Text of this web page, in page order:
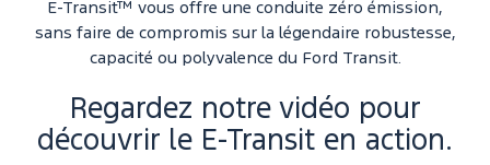
E-Transit™ vous offre une conduite zéro émission,
sans faire de compromis sur la légendaire robustesse,
capacité ou polyvalence du Ford Transit.
Regardez notre vidéo pour
découvrir le E-Transit en action.